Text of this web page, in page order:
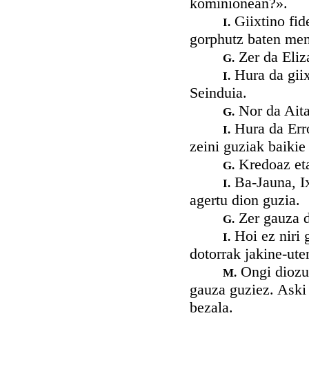
I. Giixtino
gorphutz baten
G. Zer da
I. Hura da
Seinduia.
G. Nor da
I. Hura da
zeini guziak
G. Kredoaz
I. Ba-Jauna,
agertu dion guzia.
G. Zer gauza
I. Hoi ez niri
dotorrak jakine-
M. Ongi
gauza guziez.
bezala.